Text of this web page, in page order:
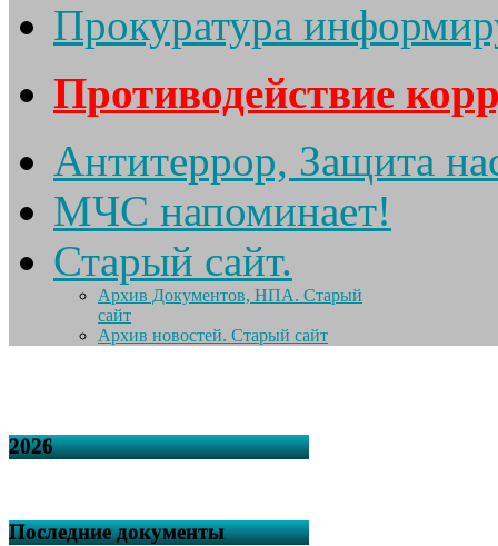
Прокуратура
Противодействие
Антитеррор, Защита
МЧС напоминает!
Старый сайт.
Архив Документов, НПА. Старый
сайт
Архив новостей. Старый сайт
2026
Последние документы